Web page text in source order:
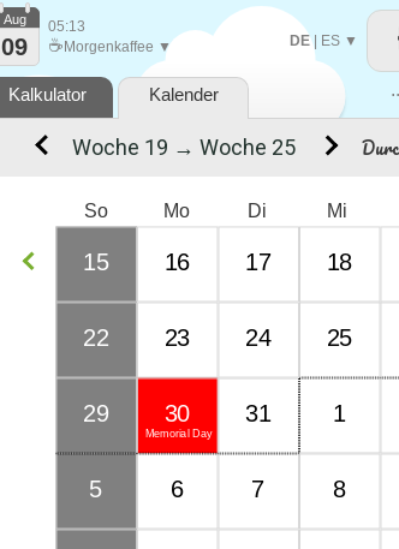
DE| ES ▼
Aug
09
05:13
☕ Morgenkaffee ▼
Kalkulator Kalender
So Mo Di Mi
15 16 17 18
22 23 24 25
29
Memorial Day
30 31 1
5 6 7 8
Woche 19 → Woche 25